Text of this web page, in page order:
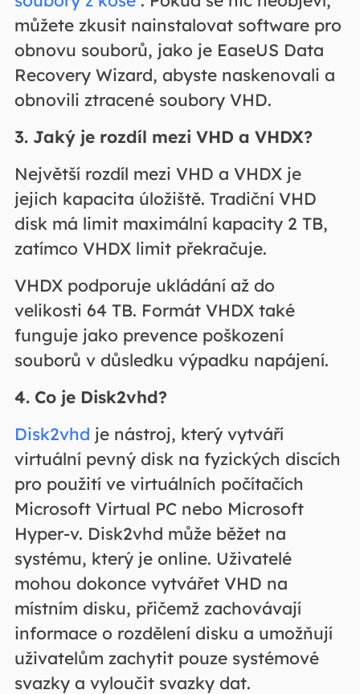
můžete zkusit nainstalovat software pro
obnovu souborů, jako je EaseUS Data
Recovery Wizard, abyste naskenovali a
obnovili ztracené soubory VHD.
3. Jaký je rozdíl mezi VHD a VHDX?
Největší rozdíl mezi VHD a VHDX je
jejich kapacita úložiště. Tradiční VHD
disk má limit maximální kapacity 2 TB,
zatímco VHDX limit překračuje.
VHDX podporuje ukládání až do
velikosti 64 TB. Formát VHDX také
funguje jako prevence poškození
souborů v důsledku výpadku napájení.
4. Co je Disk2vhd?
Disk2vhd je nástroj, který vytváří
virtuální pevný disk na fyzických discích
pro použití ve virtuálních počítačích
Microsoft Virtual PC nebo Microsoft
Hyper-v. Disk2vhd může běžet na
systému, který je online. Uživatelé
mohou dokonce vytvářet VHD na
místním disku, přičemž zachovávají
informace o rozdělení disku a umožňují
uživatelům zachytit pouze systémové
svazky a vyloučit svazky dat.